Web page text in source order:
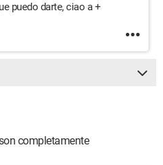
puedo darte, ciao a +
completamente